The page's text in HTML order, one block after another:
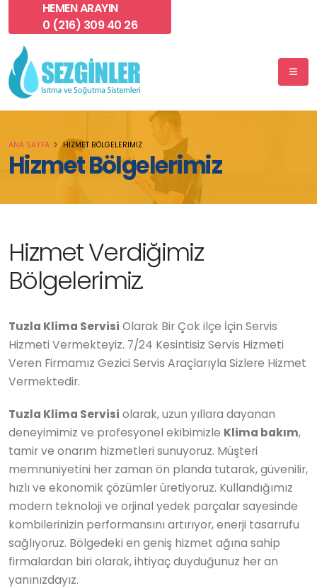
HEMEN ARAYIN
0 (216) 309 40 26
Hizmet Bölgelerimiz
ANA SAYFA HIZMET BÖLGELERIMIZ
Hizmet Verdiğimiz
Bölgelerimiz.
Tuzla Klima Servisi Olarak Bir Çok ilçe İçin Servis
Hizmeti Vermekteyiz. 7/24 Kesintisiz Servis Hizmeti
Veren Firmamız Gezici Servis Araçlarıyla Sizlere Hizmet
Vermektedir.
Tuzla Klima Servisi olarak, uzun yıllara dayanan
deneyimimiz ve profesyonel ekibimizle Klima bakım,
tamir ve onarım hizmetleri sunuyoruz. Müşteri
memnuniyetini her zaman ön planda tutarak, güvenilir,
hızlı ve ekonomik çözümler üretiyoruz. Kullandığımız
modern teknoloji ve orjinal yedek parçalar sayesinde
kombilerinizin performansını artırıyor, enerji tasarrufu
sağlıyoruz. Bölgedeki en geniş hizmet ağına sahip
firmalardan biri olarak, ihtiyaç duyduğunuz her an
yanınızdayız.